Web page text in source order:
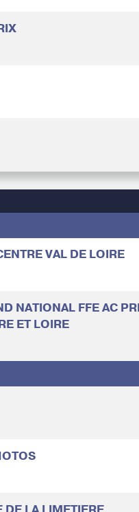
VAL DE LOIRE
NATIONAL FFE AC
ET LOIRE